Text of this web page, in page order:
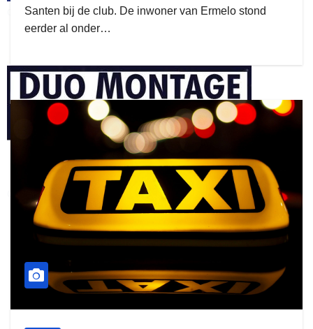
henkvandeberg
ook adverteren
duo montage
Santen bij de club. De inwoner van Ermelo stond
eerder al onder…